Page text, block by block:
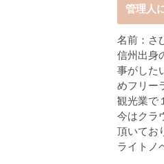
管理人
名前：さ
信州出身
事がした
めフリー
観光業で
今はクラ
頂いてお
ライトノ